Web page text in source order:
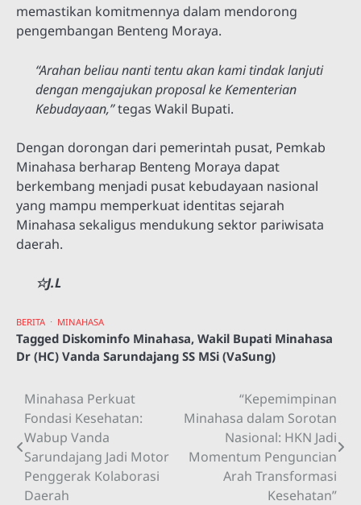
memastikan komitmennya dalam mendorong
pengembangan Benteng Moraya.
“Arahan beliau nanti tentu akan kami tindak lanjuti
dengan mengajukan proposal ke Kementerian
Kebudayaan,”tegas Wakil Bupati.
Dengan dorongan dari pemerintah pusat, Pemkab
Minahasa berharap Benteng Moraya dapat
berkembang menjadi pusat kebudayaan nasional
yang mampu memperkuat identitas sejarah
Minahasa sekaligus mendukung sektor pariwisata
daerah.
☆J.L
BERITA MINAHASA
Tagged Diskominfo Minahasa, Wakil Bupati Minahasa
Dr (HC) Vanda Sarundajang SS MSi (VaSung)
Navigasi
pos
Minahasa Perkuat
Fondasi Kesehatan:
Wabup Vanda
Sarundajang Jadi Motor
Penggerak Kolaborasi
Daerah
“Kepemimpinan
Minahasa dalam Sorotan
Nasional: HKN Jadi
Momentum Penguncian
Arah Transformasi
Kesehatan”